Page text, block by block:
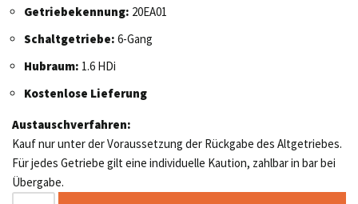
Getriebekennung: 20EA01
Schaltgetriebe: 6-Gang
Hubraum: 1.6 HDi
Kostenlose Lieferung
Austauschverfahren:
Kauf nur unter der Voraussetzung der Rückgabe des Altgetriebes.
Für jedes Getriebe gilt eine individuelle Kaution, zahlbar in bar bei
Übergabe.